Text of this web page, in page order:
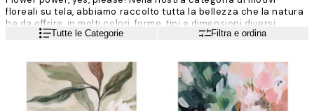
floreali su tela, abbiamo raccolto tutta la bellezza che la natura
ha da offrire, in molti colori, forme, tipi e dimensioni diversi.
Colleziona i tuoi preferiti e inizia a decorare la tua casa con
stampe floreali che ti conquisteranno.
Leggi di piùTutte le Categorie Filtra e ordina